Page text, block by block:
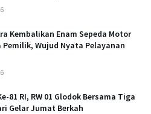
Kembalikan Enam Sepeda Motor
Pemilik, Wujud Nyata Pelayanan
81 RI, RW 01 Glodok Bersama Tiga
Gelar Jumat Berkah